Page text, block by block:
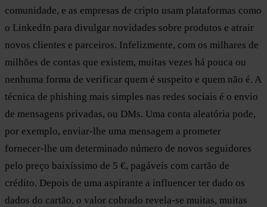
comunidade, e as empresas de cripto usam plataformas como
o LinkedIn para divulgar novidades sobre produtos e atrair
novos clientes e parceiros. Infelizmente, com os milhares de
milhões de contas que existem, muitas vezes há pouca ou
nenhuma forma de verificar quem é suspeito e quem não é. A
técnica de phishing mais simples nas redes sociais é o envio
de mensagens privadas, ou DMs. Uma conta aleatória pode,
por exemplo, enviar-lhe uma mensagem a prometer
fornecer-lhe um determinado número de novos seguidores
pelo preço baixíssimo de 5 €, pagáveis com cartão de
crédito. Depois de uma aspirante a influencer ter dado os
dados do cartão, o valor cobrado revela-se muitas, muitas